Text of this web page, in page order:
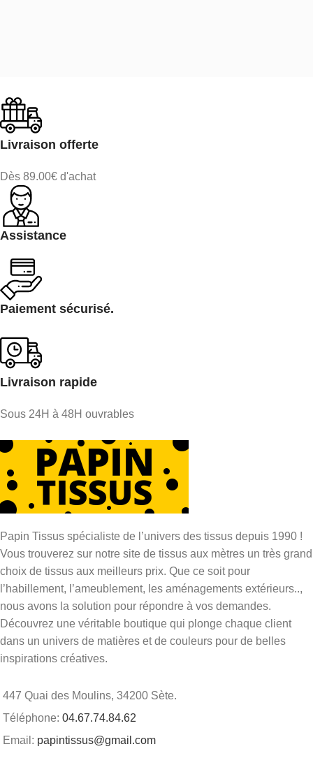
Livraison offerte
Dès 89.00€ d'achat
Assistance
Paiement sécurisé.
Livraison rapide
Sous 24H à 48H ouvrables
Papin Tissus spécialiste de l’univers des tissus depuis 1990 !
Vous trouverez sur notre site de tissus aux mètres un très grand
choix de tissus aux meilleurs prix. Que ce soit pour
l’habillement, l’ameublement, les aménagements extérieurs..,
nous avons la solution pour répondre à vos demandes.
Découvrez une véritable boutique qui plonge chaque client
dans un univers de matières et de couleurs pour de belles
inspirations créatives.
447 Quai des Moulins, 34200 Sète.
Téléphone: 04.67.74.84.62
Email: papintissus@gmail.com